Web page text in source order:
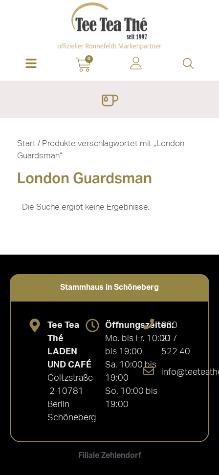
0
Start / Produkte verschlagwortet mit „London
Guardsman“
London Guardsman
Die Suche ergibt keine Ergebnisse.
Stammhaus in Schöneberg
Filiale Zehlendorf
Tee Tea
Thé
LADEN
UND CAFÉ
Goltzstraße
2 10781
Berlin
Schöneberg
Öffnungszeiten:
Mo. bis Fr. 10:00
bis 19:00
Sa. 10:00 bis
19:00
So. 10:00 bis
19:00
030
217
522 40